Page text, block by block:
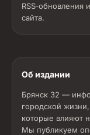
сайта.
Об издании
Брянск 32 —
городской
которые влияют
Мы публикуем